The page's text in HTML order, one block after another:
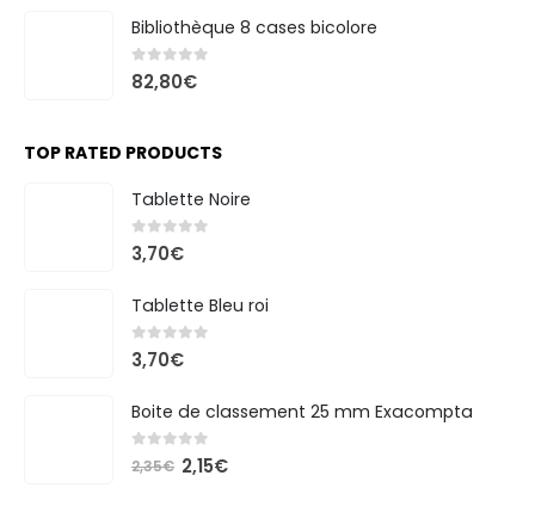
Bibliothèque 8 cases bicolore
0out of 5
82,80€
TOP RATED PRODUCTS
Tablette Noire
0out of 5
3,70€
Tablette Bleu roi
0out of 5
3,70€
Boite de classement 25 mm Exacompta
0 out of 5
2,35€ Le
2,15€Le